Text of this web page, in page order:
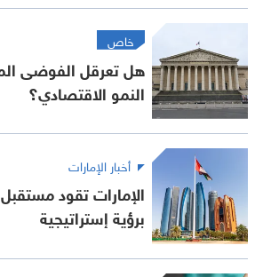
خاص
هل تعرقل الفوضى
النمو الاقتصادي؟
أخبار الإمارات
الإمارات تقود
برؤية إستراتيجية